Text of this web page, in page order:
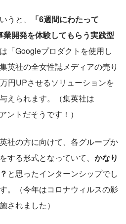
うと、
「6週間にわたって
開発を体験してもらう実践型
「Googleプロダクトを使用し
英社の全女性誌メディアの売り
円UPさせるソリューションを
えられます。（集英社は
ントだそうです！）
社の方に向けて、各グループか
する形式となっていて、 かなり
と思ったインターンシップでし
。（今年はコロナウィルスの影
されました）